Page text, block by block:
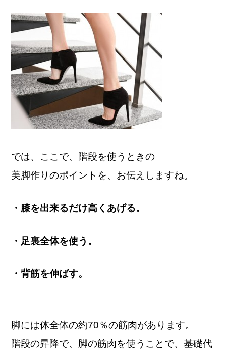
では、ここで、階段を使うときの
美脚作りのポイントを、お伝えしますね。
・膝を出来るだけ高くあげる。
・足裏全体を使う。
・背筋を伸ばす。
脚には体全体の約70％の筋肉があります。
階段の昇降で、脚の筋肉を使うことで、基礎代